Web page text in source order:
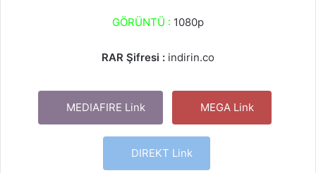
GÖRÜNTÜ : 1080p
RAR Şifresi : indirin.co
MEDIAFIRE Link MEGA Link
DIREKT Link